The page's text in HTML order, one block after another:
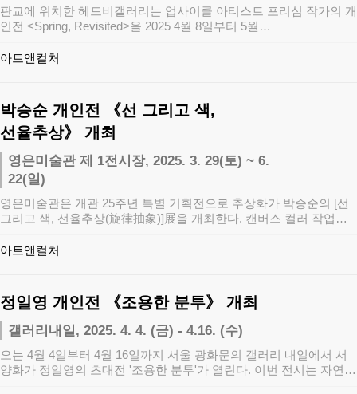
판교에 위치한 헤드비갤러리는 업사이클 아티스트 포리심 작가의 개
인전 <Spring, Revisited>을 2025 4월 8일부터 5월…
아트앤컬처
박승순 개인전 《선 그리고 색,
선율추상》 개최
영은미술관 제 1전시장, 2025. 3. 29(토) ~ 6.
22(일)
영은미술관은 개관 25주년 특별 기획전으로 추상화가 박승순의 [선
그리고 색, 선율추상(旋律抽象)]展을 개최한다. 캔버스 컬러 작업들
아트앤컬처
정일영 개인전 《조용한 분투》 개최
갤러리내일, 2025. 4. 4. (금) - 4.16. (수)
오는 4월 4일부터 4월 16일까지 서울 광화문의 갤러리 내일에서 서
양화가 정일영의 초대전 '조용한 분투'가 열린다. 이번 전시는 자연